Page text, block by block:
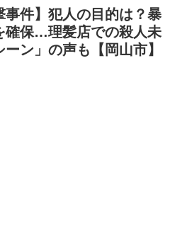
事件】犯人の目的は？暴
確保…理髪店での殺人未
ン」の声も【岡山市】